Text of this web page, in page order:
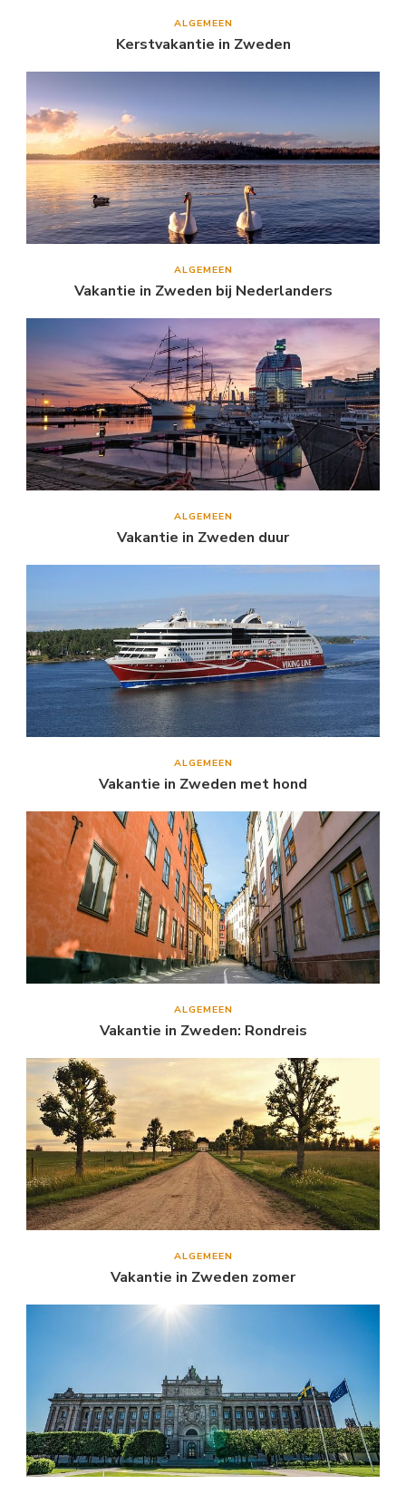
ALGEMEEN
Kerstvakantie in Zweden
ALGEMEEN
Vakantie in Zweden bij Nederlanders
ALGEMEEN
Vakantie in Zweden duur
ALGEMEEN
Vakantie in Zweden met hond
ALGEMEEN
Vakantie in Zweden: Rondreis
ALGEMEEN
Vakantie in Zweden zomer